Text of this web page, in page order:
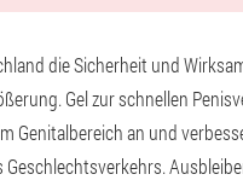
die Sicherheit und
Gel zur schnellen
Genitalbereich an und
Geschlechtsverkehrs.